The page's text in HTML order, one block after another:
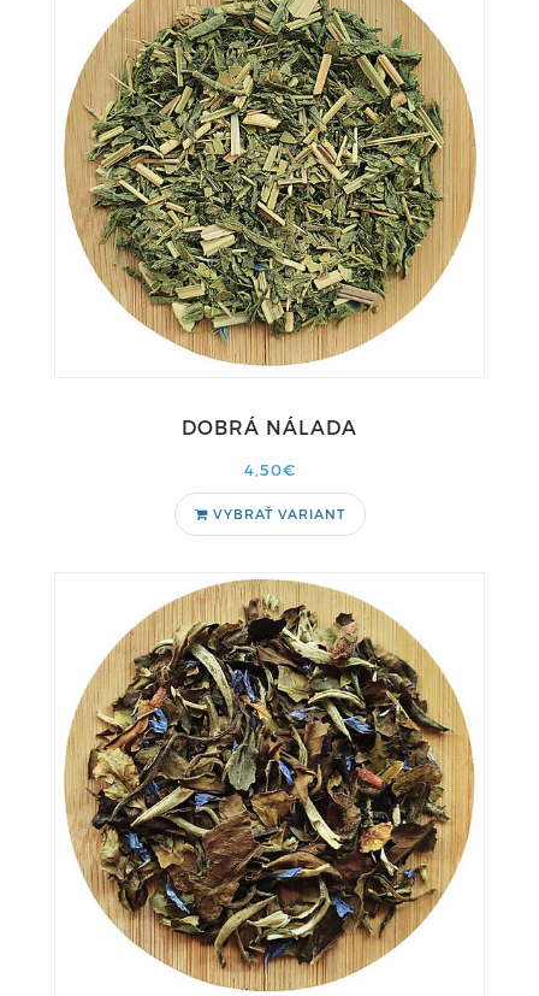
DOBRÁ NÁLADA
4,50€
VYBRAŤ VARIANT